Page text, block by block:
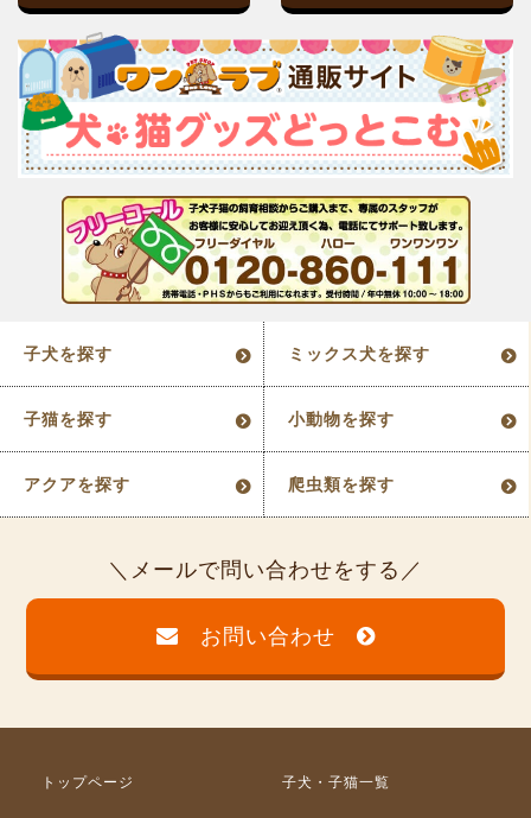
子犬を探す ミックス犬を探す
子猫を探す 小動物を探す
アクアを探す 爬虫類を探す
メールで問い合わせをする
お問い合わせ
トップページ 子犬・子猫一覧